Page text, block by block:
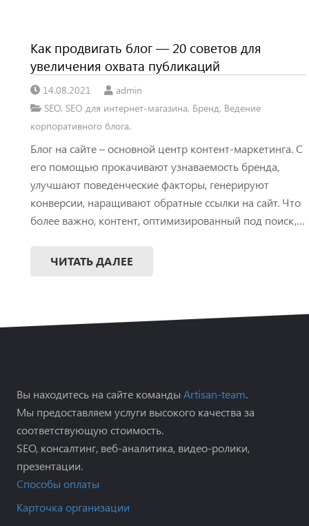
Как продвигать блог — 20 советов для
увеличения охвата публикаций
14.08.2021
admin
SEO, SEO для интернет-магазина, Бренд, Ведение
корпоративного блога,
Блог на сайте – основной центр контент-маркетинга. С
его помощью прокачивают узнаваемость бренда,
улучшают поведенческие факторы, генерируют
конверсии, наращивают обратные ссылки на сайт. Что
более важно, контент, оптимизированный под поиск,…
ЧИТАТЬ ДАЛЕЕ
Вы находитесь на сайте команды Artisan-team.
Мы предоставляем услуги высокого качества за
соответствующую стоимость.
SEO, консалтинг, веб-аналитика, видео-ролики,
презентации.
Способы оплаты
Карточка организации